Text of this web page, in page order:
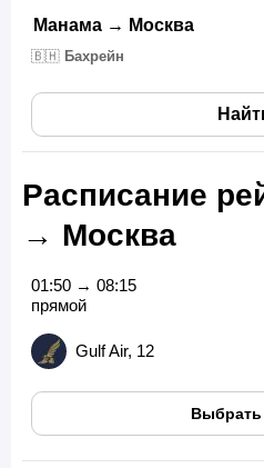
Манама → Москва
🇧🇭 Бахрейн
Расписание
→ Москва
01:50 → 08:15
прямой
Gulf Air, 12